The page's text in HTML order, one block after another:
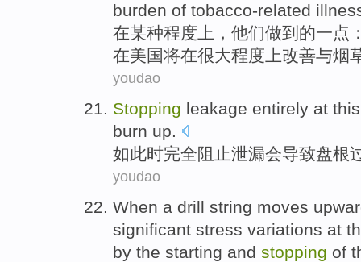
burden of tobacco-related
在某种程度上， 他们做到 的一点
在美国将在很大程度上改善与烟
youdao
Stopping leakage entirely at this
burn up.
如此时完全阻止泄漏会导致盘根
youdao
When a drill string moves
significant stress variations at
by the starting and stopping of